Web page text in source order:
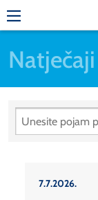
Natječaji
7.7.2026.